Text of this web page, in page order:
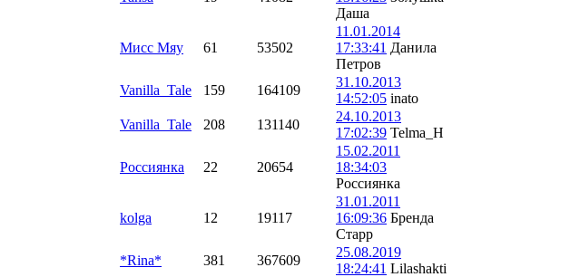
Даша
Мисс Мяу 61 53502
11.01.2014
17:33:41 Данила
Петров
Vanilla_Tale 159 164109
31.10.2013
14:52:05 inato
Vanilla_Tale 208 131140
24.10.2013
17:02:39 Telma_H
Россиянка 22 20654
15.02.2011
18:34:03
Россиянка
kolga 12 19117
31.01.2011
16:09:36 Бренда
Старр
*Rina* 381 367609
25.08.2019
18:24:41 Lilashakti